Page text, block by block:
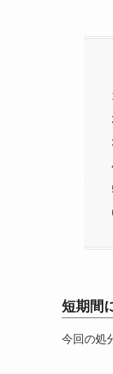
短期間
今回の処